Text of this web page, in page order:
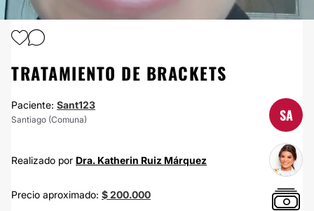
TRATAMIENTO DE BRACKETS
Paciente: Sant123
Santiago (Comuna) SA
Realizado por Dra. Katherin Ruiz Márquez
Precio aproximado: $ 200.000